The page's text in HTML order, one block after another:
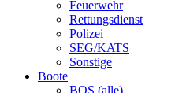
Feuerwehr
Rettungsdienst
Polizei
SEG/KATS
Sonstige
Boote
BOS (alle)